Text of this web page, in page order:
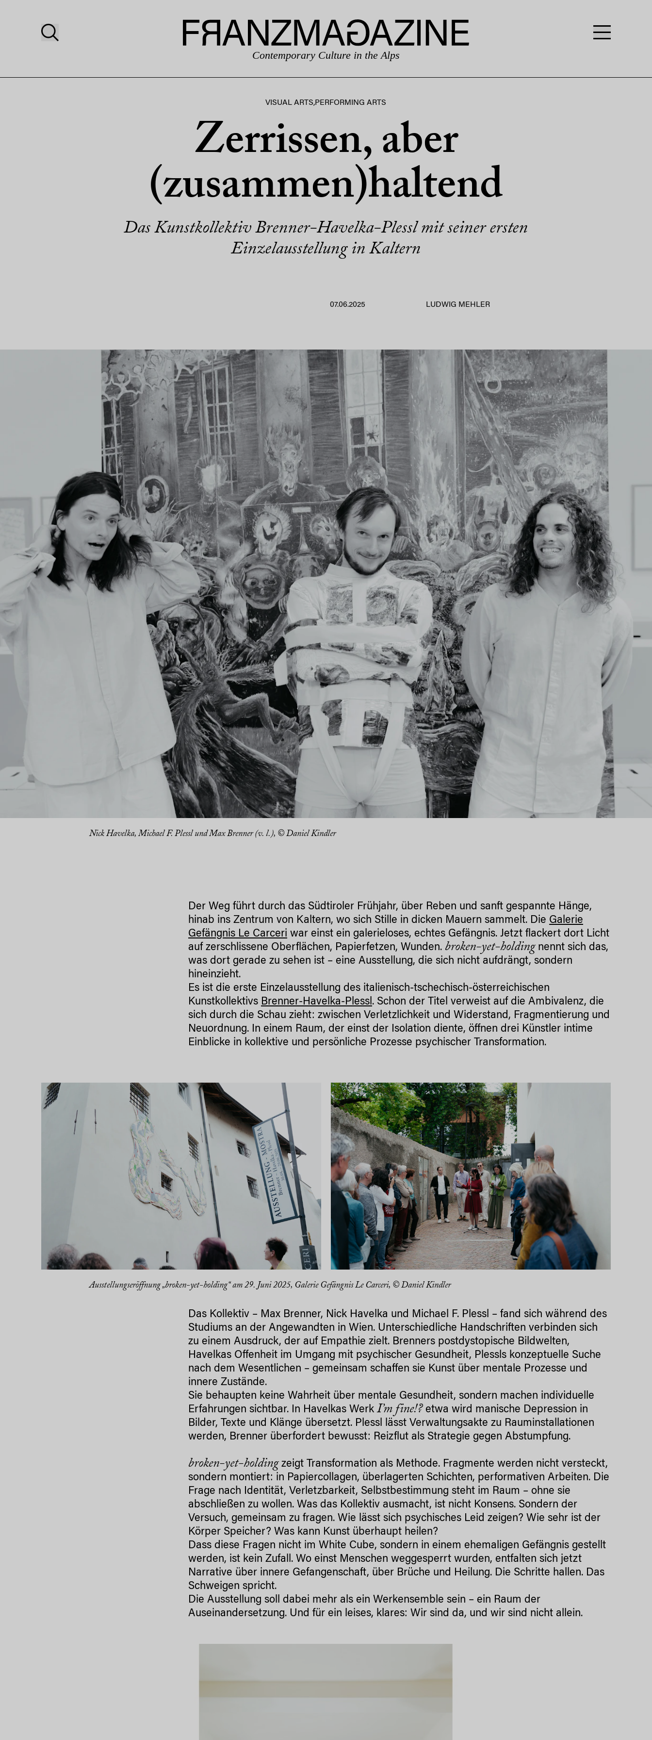
Contemporary Culture in the Alps
VISUAL ARTS,PERFORMING ARTS
Zerrissen, aber
(zusammen)haltend
Das Kunstkollektiv Brenner-Havelka-Plessl mit seiner ersten
Einzelausstellung in Kaltern
07.06.2025 LUDWIG MEHLER
Nick Havelka, Michael F. Plessl und Max Brenner (v. l.), © Daniel Kindler
Der Weg führt durch das Südtiroler Frühjahr, über Reben und sanft gespannte Hänge,
hinab ins Zentrum von Kaltern, wo sich Stille in dicken Mauern sammelt. Die Galerie
Gefängnis Le Carceri war einst ein galerieloses, echtes Gefängnis. Jetzt flackert dort Licht
auf zerschlissene Oberflächen, Papierfetzen, Wunden. broken-yet-holding nennt sich das,
was dort gerade zu sehen ist – eine Ausstellung, die sich nicht aufdrängt, sondern
hineinzieht.
Es ist die erste Einzelausstellung des italienisch-tschechisch-österreichischen
Kunstkollektivs Brenner-Havelka-Plessl. Schon der Titel verweist auf die Ambivalenz, die
sich durch die Schau zieht: zwischen Verletzlichkeit und Widerstand, Fragmentierung und
Neuordnung. In einem Raum, der einst der Isolation diente, öffnen drei Künstler intime
Einblicke in kollektive und persönliche Prozesse psychischer Transformation.
Ausstellungseröffnung „broken-yet-holding“ am 29. Juni 2025, Galerie Gefängnis Le Carceri, © Daniel Kindler
Das Kollektiv – Max Brenner, Nick Havelka und Michael F. Plessl – fand sich während des
Studiums an der Angewandten in Wien. Unterschiedliche Handschriften verbinden sich
zu einem Ausdruck, der auf Empathie zielt. Brenners postdystopische Bildwelten,
Havelkas Offenheit im Umgang mit psychischer Gesundheit, Plessls konzeptuelle Suche
nach dem Wesentlichen – gemeinsam schaffen sie Kunst über mentale Prozesse und
innere Zustände.
Sie behaupten keine Wahrheit über mentale Gesundheit, sondern machen individuelle
Erfahrungen sichtbar. In Havelkas WerkI’m fine!?etwa wird manische Depression in
Bilder, Texte und Klänge übersetzt. Plessl lässt Verwaltungsakte zu Rauminstallationen
werden, Brenner überfordert bewusst: Reizflut als Strategie gegen Abstumpfung.
broken-yet-holdingzeigt Transformation als Methode. Fragmente werden nicht versteckt,
sondern montiert: in Papiercollagen, überlagerten Schichten, performativen Arbeiten. Die
Frage nach Identität, Verletzbarkeit, Selbstbestimmung steht im Raum – ohne sie
abschließen zu wollen. Was das Kollektiv ausmacht, ist nicht Konsens. Sondern der
Versuch, gemeinsam zu fragen. Wie lässt sich psychisches Leid zeigen? Wie sehr ist der
Körper Speicher? Was kann Kunst überhaupt heilen?
Dass diese Fragen nicht im White Cube, sondern in einem ehemaligen Gefängnis gestellt
werden, ist kein Zufall. Wo einst Menschen weggesperrt wurden, entfalten sich jetzt
Narrative über innere Gefangenschaft, über Brüche und Heilung. Die Schritte hallen. Das
Schweigen spricht.
Die Ausstellung soll dabei mehr als ein Werkensemble sein – ein Raum der
Auseinandersetzung. Und für ein leises, klares: Wir sind da, und wir sind nicht allein.